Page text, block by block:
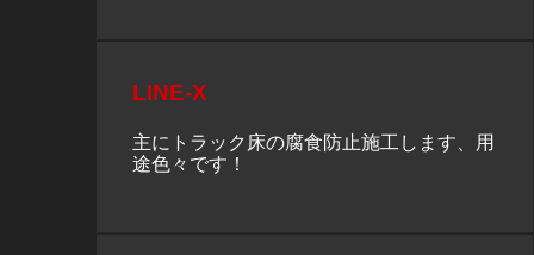
LINE-X
主にトラック床の腐食防止施工します、用
途色々です！